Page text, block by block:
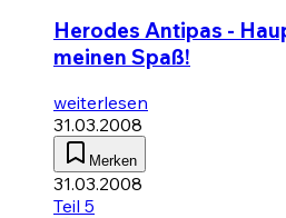
Herodes Antipas -
meinen Spaß!
weiterlesen
31.03.2008
Merken
31.03.2008
Teil 5